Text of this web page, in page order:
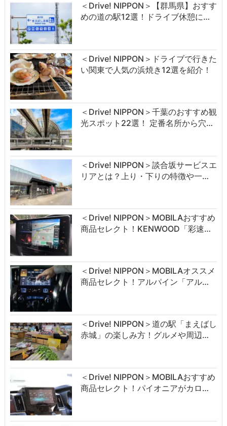
＜Drive! NIPPON＞【群馬県】おすす
めの道の駅12選！ドライブ休憩に…
＜Drive! NIPPON＞ドライブで行きた
い関東で人気の浜焼き12選を紹介！
＜Drive! NIPPON＞千葉のおすすめ観
光スポット22選！ 定番名所から穴…
＜Drive! NIPPON＞談合坂サービスエ
リアとは？上り・下りの特徴や一…
＜Drive! NIPPON＞MOBILAおすすめ
商品セレクト！KENWOOD「彩速…
＜Drive! NIPPON＞MOBILAオススメ
商品セレクト！アルパイン「アル…
＜Drive! NIPPON＞道の駅「まえばし
赤城」の楽しみ方！グルメや周辺…
＜Drive! NIPPON＞MOBILAおすすめ
商品セレクト！パイオニアがカロ…